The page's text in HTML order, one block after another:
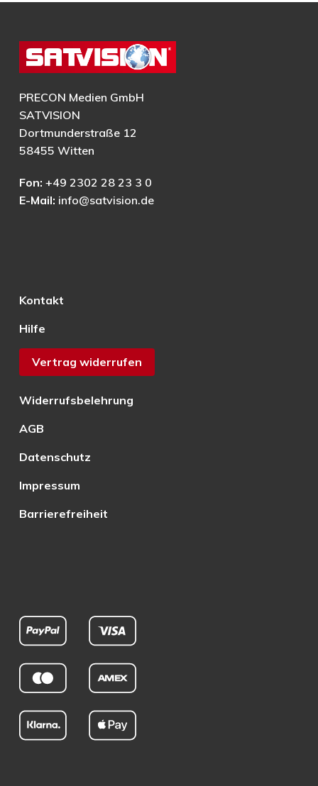
PRECON Medien GmbH
SATVISION
Dortmunderstraße 12
58455 Witten
Fon: +49 2302 28 23 3 0
E-Mail: info@satvision.de
Kontakt
Hilfe
Vertrag widerrufen
Widerrufsbelehrung
AGB
Datenschutz
Impressum
Barrierefreiheit